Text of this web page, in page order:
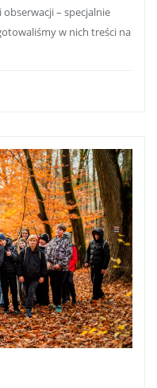
– specjalnie
w nich treści na